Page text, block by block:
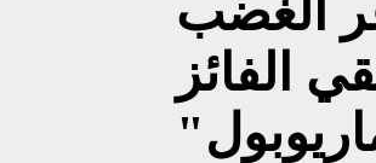
الغضب
الفائز
في ماريوبول"